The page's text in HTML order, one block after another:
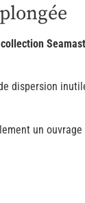
dispersion
un